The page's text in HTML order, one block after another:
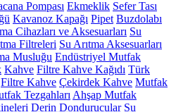
Pompası Ekmeklik Sefer Tası
Kavanoz Kapağı Pipet Buzdolabı
Cihazları ve Aksesuarları Su
Filtreleri Su Arıtma Aksesuarları
Musluğu Endüstriyel Mutfak
Kahve Filtre Kahve Kağıdı Türk
Filtre Kahve Çekirdek Kahve Mutfak
Tezgahları Ahşap Mutfak
Derin Dondurucular Su